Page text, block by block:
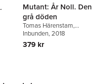
Mutant: År Noll. Den
grå döden
Tomas Härenstam,
Christian Granath
Inbunden, 2018
379 kr